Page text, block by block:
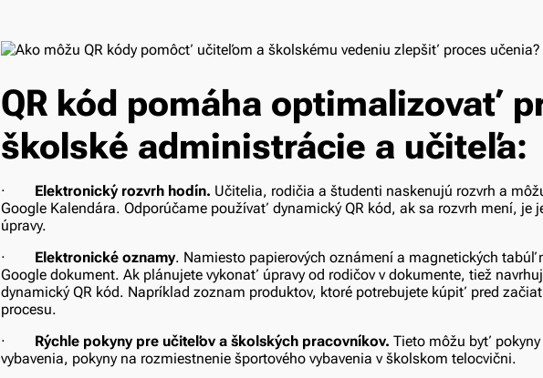
QR kód pomáha optimalizovať
školské administrácie a učiteľa:
· Elektronický rozvrh hodín. Učitelia, rodičia a študenti naskenujú rozvrh a
Google Kalendára. Odporúčame používať dynamický QR kód, ak sa rozvrh mení, je
úpravy.
·
Elektronické oznamy. Namiesto papierových oznámení a magnetických tabúľ
Google dokument. Ak plánujete vykonať úpravy od rodičov v dokumente, tiež
dynamický QR kód. Napríklad zoznam produktov, ktoré potrebujete kúpiť pred
procesu.
·
Rýchle pokyny pre učiteľov a školských pracovníkov. Tieto môžu byť
vybavenia, pokyny na rozmiestnenie športového vybavenia v školskom telocvični.